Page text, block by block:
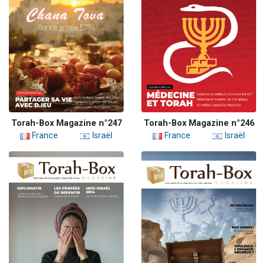
Torah-Box Magazine n°247
France
Israël
Torah-Box Magazine n°246
France
Israël